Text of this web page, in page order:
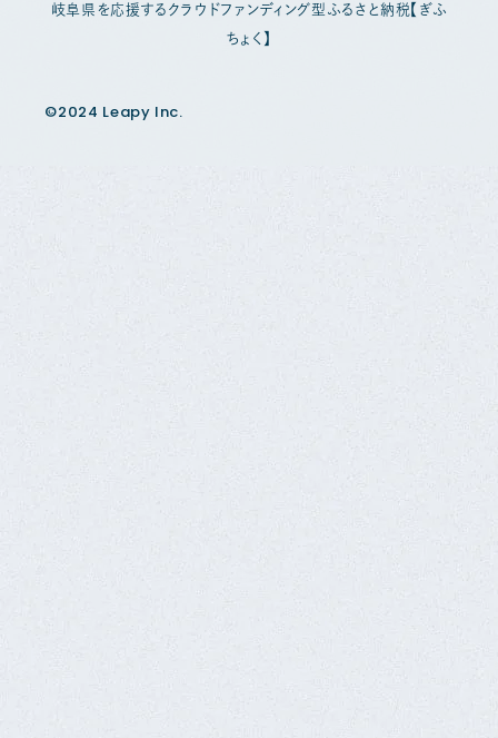
岐阜県を応援するクラウドファンディング型ふるさと納税【ぎふ
ちょく】
©2024 Leapy Inc.